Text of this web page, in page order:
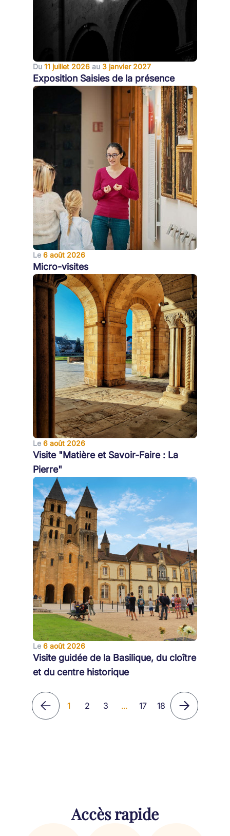
Du 11 juillet 2026 au 3 janvier 2027
Exposition Saisies de la présence
Le 6 août 2026
Micro-visites
Le 6 août 2026
Visite "Matière et Savoir-Faire : La
Pierre"
Le 6 août 2026
Visite guidée de la Basilique, du cloître
et du centre historique
1 2 3 ... 17 18
Accès rapide